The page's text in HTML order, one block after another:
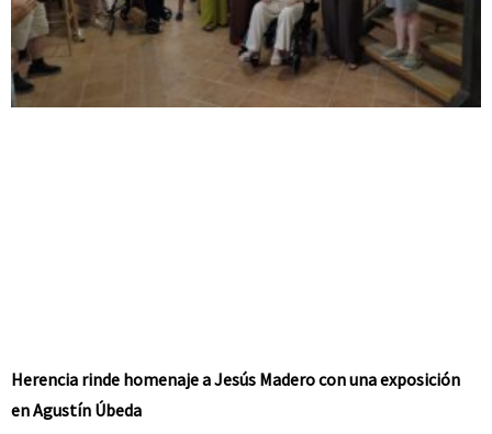
Herencia rinde homenaje a Jesús Madero con una exposición
en Agustín Úbeda